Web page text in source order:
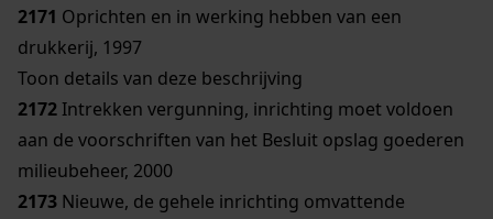
2171 Oprichten en in werking hebben van een
drukkerij, 1997
Toon details van deze beschrijving
2172 Intrekken vergunning, inrichting moet voldoen
aan de voorschriften van het Besluit opslag goederen
milieubeheer, 2000
2173 Nieuwe, de gehele inrichting omvattende